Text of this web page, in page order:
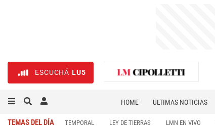
ESCUCHÁ LU5
HOME ÚLTIMAS NOTICIAS
TEMAS DEL DÍA TEMPORAL LEY DE TIERRAS LMN EN VIVO